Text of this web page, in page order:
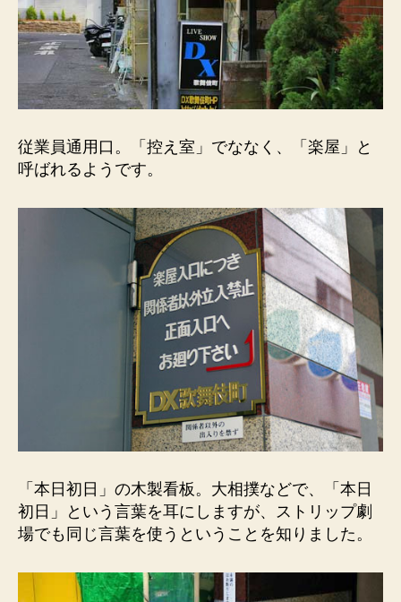
従業員通用口。「控え室」でななく、「楽屋」と
呼ばれるようです。
「本日初日」の木製看板。大相撲などで、「本日
初日」という言葉を耳にしますが、ストリップ劇
場でも同じ言葉を使うということを知りました。